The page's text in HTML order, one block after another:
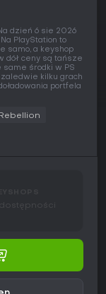
dzień 6 sie 2026
PlayStation to
samo, a keyshop
dół ceny są tańsze
same środki w PS
kilku grach
portfela
Rebellion
dostępności